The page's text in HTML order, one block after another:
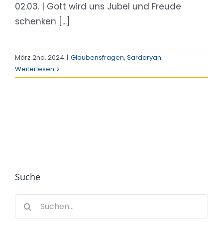
02.03. | Gott wird uns Jubel und Freude
schenken [...]
März 2nd, 2024 | Glaubensfragen, Sardaryan
Weiterlesen
Suche
Suche
nach: